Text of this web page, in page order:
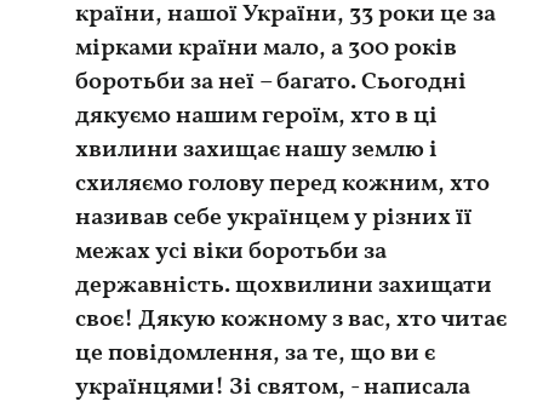
країни, нашої України, 33 роки це за
мірками країни мало, а 300 років
боротьби за неї – багато. Сьогодні
дякуємо нашим героїм, хто в ці
хвилини захищає нашу землю і
схиляємо голову перед кожним, хто
називав себе українцем у різних її
межах усі віки боротьби за
державність. щохвилини захищати
своє! Дякую кожному з вас, хто читає
це повідомлення, за те, що ви є
українцями! Зі святом, - написала